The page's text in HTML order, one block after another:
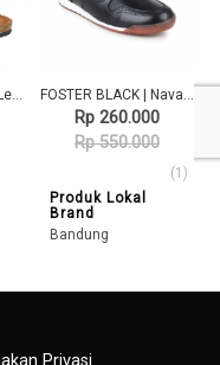
Lvnatica Footwear Lexon Black | Sendal Jepit Pria Casual FOSTER BLACK | Navara Footwear | Sepatu Sneakers/Casual Pria Original
Rp 260.000
Rp 550.000
(1)
Produk Lokal
Brand
Bandung